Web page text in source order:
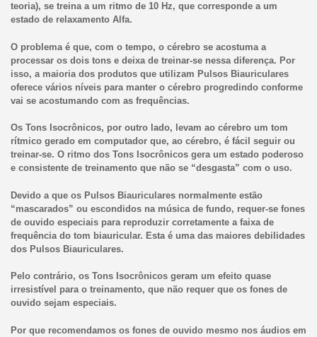
teoria), se treina a um ritmo de 10 Hz, que corresponde a um
estado de relaxamento Alfa.
O problema é que, com o tempo, o cérebro se acostuma a
processar os dois tons e deixa de treinar-se nessa diferença. Por
isso, a maioria dos produtos que utilizam Pulsos Biauriculares
oferece vários níveis para manter o cérebro progredindo conforme
vai se acostumando com as frequências.
Os Tons Isocrônicos, por outro lado, levam ao cérebro um tom
rítmico gerado em computador que, ao cérebro, é fácil seguir ou
treinar-se. O ritmo dos Tons Isocrônicos gera um estado poderoso
e consistente de treinamento que não se “desgasta” com o uso.
Devido a que os Pulsos Biauriculares normalmente estão
“mascarados” ou escondidos na música de fundo, requer-se fones
de ouvido especiais para reproduzir corretamente a faixa de
frequência do tom biauricular. Esta é uma das maiores debilidades
dos Pulsos Biauriculares.
Pelo contrário, os Tons Isocrônicos geram um efeito quase
irresistível para o treinamento, que não requer que os fones de
ouvido sejam especiais.
Por que recomendamos os fones de ouvido mesmo nos áudios em